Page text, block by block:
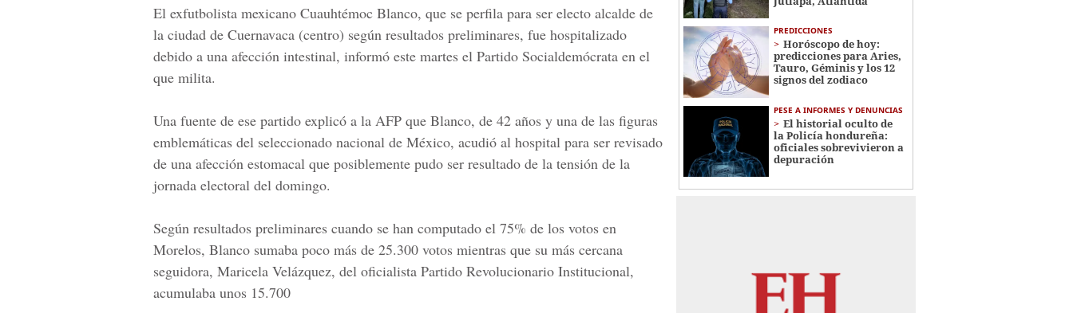
El exfutbolista mexicano Cuauhtémoc Blanco, que se perfila para ser electo alcalde de
la ciudad de Cuernavaca (centro) según resultados preliminares, fue hospitalizado
debido a una afección intestinal, informó este martes el Partido Socialdemócrata en el
que milita.
Una fuente de ese partido explicó a la AFP que Blanco, de 42 años y una de las figuras
emblemáticas del seleccionado nacional de México, acudió al hospital para ser revisado
de una afección estomacal que posiblemente pudo ser resultado de la tensión de la
jornada electoral del domingo.
Según resultados preliminares cuando se han computado el 75% de los votos en
Morelos, Blanco sumaba poco más de 25.300 votos mientras que su más cercana
seguidora, Maricela Velázquez, del oficialista Partido Revolucionario Institucional,
acumulaba unos 15.700
PREDICCIONES
Horóscopo de hoy:
predicciones para Aries,
Tauro, Géminis y los 12
signos del zodiaco
PESE A INFORMES Y DENUNCIAS
El historial oculto de
la Policía hondureña:
oficiales sobrevivieron a
depuración